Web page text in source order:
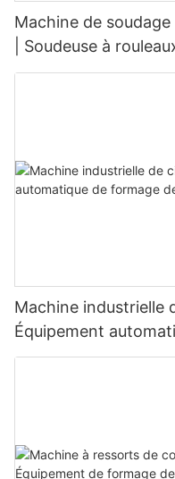
Machine de
| Soudeuse à
Machine industrielle
Équipement
2D/3D